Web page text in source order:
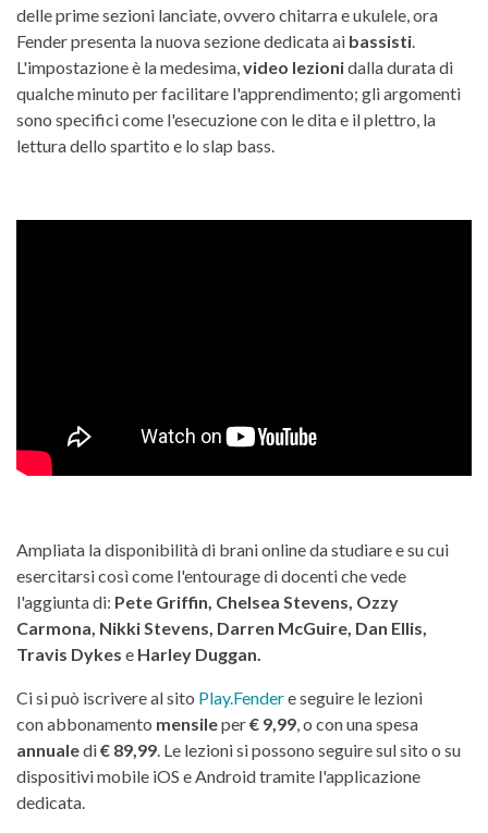
delle prime sezioni lanciate, ovvero chitarra e ukulele, ora
Fender presenta la nuova sezione dedicata ai bassisti
L'impostazione è la medesima, video lezionidalla durata di
qualche minuto per facilitare l'apprendimento; gli argomenti
sono specifici come l'esecuzione con le dita e il plettro, la
lettura dello spartito e lo slap bass.
Ampliata la disponibilità di brani online da studiare e su cui
esercitarsi così come l'entourage di docenti che vede
l'aggiunta di: Pete Griffin, Chelsea Stevens, Ozzy
Carmona, Nikki Stevens, Darren McGuire, Dan Ellis,
Travis Dykes e Harley Duggan.
Ci si può iscrivere al sito Play.Fendere seguire le lezioni
con abbonamento mensileper€ 9,99 , o con una spesa
annualedi€ 89,99 . Le lezioni si possono seguire sul sito o su
dispositivi mobile iOS e Android tramite l'applicazione
dedicata.